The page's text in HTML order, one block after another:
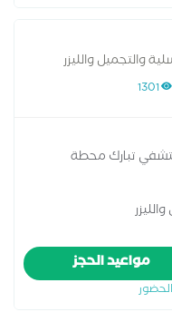
والتجميل والليزر
1301
تبارك محطة
مواعيد الحجز